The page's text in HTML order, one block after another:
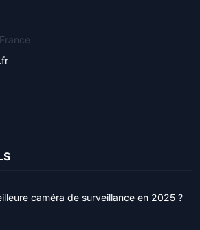
caméra de surveillance en 2025 ?